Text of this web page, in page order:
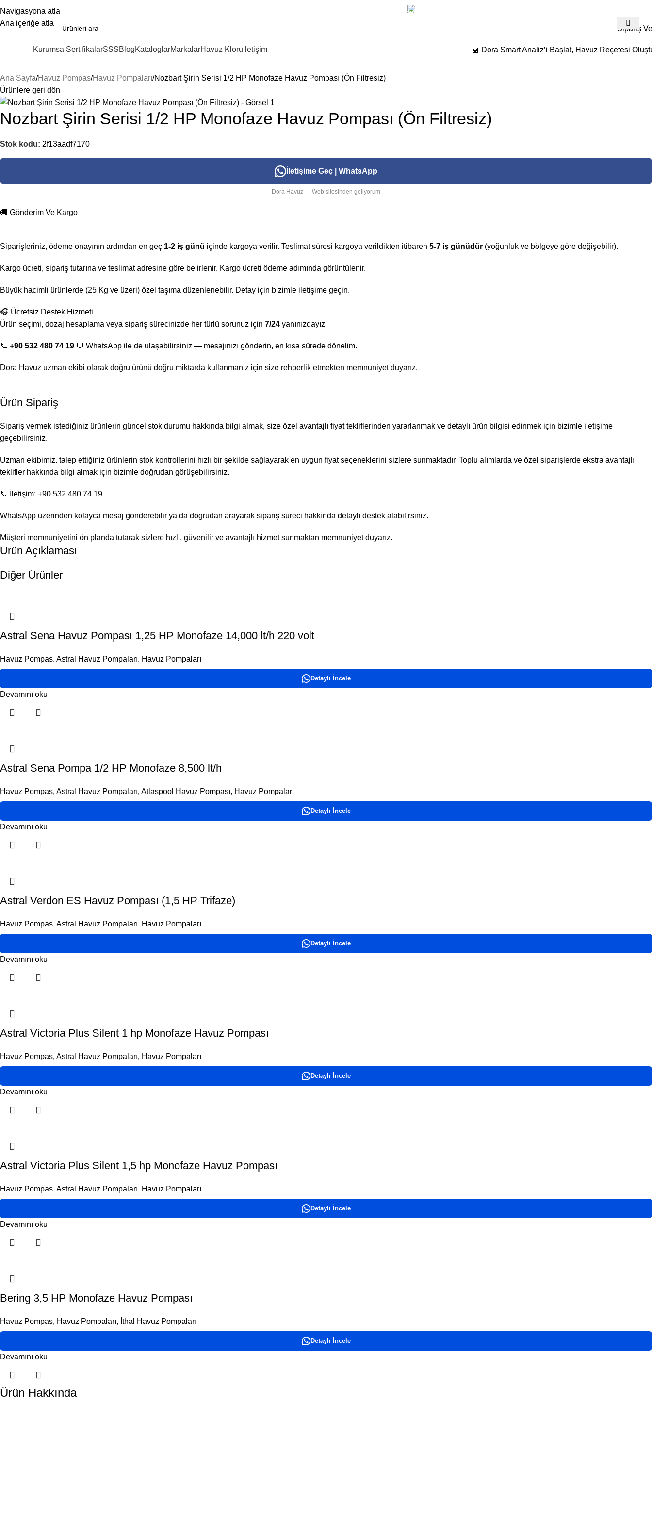
Navigasyona atla
Ana içeriğe atla
Sipariş
Kurumsal SertifikalarSSSBlogKataloglarMarkalarHavuz Kloru İletişim 🤖 Dora Smart Analiz’i Başlat, Havuz Reçetesi
Ana Sayfa Havuz Pompas Havuz Pompaları Nozbart Şirin Serisi 1/2 HP Monofaze Havuz Pompası (Ön Filtresiz)
Ürünlere geri dön
Nozbart Şirin Serisi 1/2 HP Monofaze Havuz Pompası (Ön Filtresiz)
Stok kodu: 2f13aadf7170
İletişime Geç | WhatsApp
Dora Havuz — Web sitesinden geliyorum
🚚 Gönderim Ve Kargo
Siparişleriniz, ödeme onayının ardından en geç 1-2 iş günü içinde kargoya verilir. Teslimat süresi kargoya verildikten itibaren 5-7 iş günüdür (yoğunluk ve bölgeye göre değişebilir).
Kargo ücreti, sipariş tutarına ve teslimat adresine göre belirlenir. Kargo ücreti ödeme adımında görüntülenir.
Büyük hacimli ürünlerde (25 Kg ve üzeri) özel taşıma düzenlenebilir. Detay için bizimle iletişime geçin.
🎧 Ücretsiz Destek Hizmeti
Ürün seçimi, dozaj hesaplama veya sipariş sürecinizde her türlü sorunuz için 7/24 yanınızdayız.
📞 +90 532 480 74 19 💬 WhatsApp ile de ulaşabilirsiniz — mesajınızı gönderin, en kısa sürede dönelim.
Dora Havuz uzman ekibi olarak doğru ürünü doğru miktarda kullanmanız için size rehberlik etmekten memnuniyet duyarız.
Ürün Sipariş
Sipariş vermek istediğiniz ürünlerin güncel stok durumu hakkında bilgi almak, size özel avantajlı fiyat tekliflerinden yararlanmak ve detaylı ürün bilgisi edinmek için bizimle iletişime
geçebilirsiniz.
Uzman ekibimiz, talep ettiğiniz ürünlerin stok kontrollerini hızlı bir şekilde sağlayarak en uygun fiyat seçeneklerini sizlere sunmaktadır. Toplu alımlarda ve özel siparişlerde ekstra avantajlı
teklifler hakkında bilgi almak için bizimle doğrudan görüşebilirsiniz.
📞 İletişim: +90 532 480 74 19
WhatsApp üzerinden kolayca mesaj gönderebilir ya da doğrudan arayarak sipariş süreci hakkında detaylı destek alabilirsiniz.
Müşteri memnuniyetini ön planda tutarak sizlere hızlı, güvenilir ve avantajlı hizmet sunmaktan memnuniyet duyarız.
Ürün Açıklaması
Diğer Ürünler
Astral Sena Havuz Pompası 1,25 HP Monofaze 14,000 lt/h 220 volt
Havuz Pompas, Astral Havuz Pompaları, Havuz Pompaları
Detaylı İncele
Devamını oku
Astral Sena Pompa 1/2 HP Monofaze 8,500 lt/h
Havuz Pompas, Astral Havuz Pompaları, Atlaspool Havuz Pompası, Havuz Pompaları
Detaylı İncele
Devamını oku
Astral Verdon ES Havuz Pompası (1,5 HP Trifaze)
Havuz Pompas, Astral Havuz Pompaları, Havuz Pompaları
Detaylı İncele
Devamını oku
Astral Victoria Plus Silent 1 hp Monofaze Havuz Pompası
Havuz Pompas, Astral Havuz Pompaları, Havuz Pompaları
Detaylı İncele
Devamını oku
Astral Victoria Plus Silent 1,5 hp Monofaze Havuz Pompası
Havuz Pompas, Astral Havuz Pompaları, Havuz Pompaları
Detaylı İncele
Devamını oku
Bering 3,5 HP Monofaze Havuz Pompası
Havuz Pompas, Havuz Pompaları, İthal Havuz Pompaları
Detaylı İncele
Devamını oku
Ürün Hakkında